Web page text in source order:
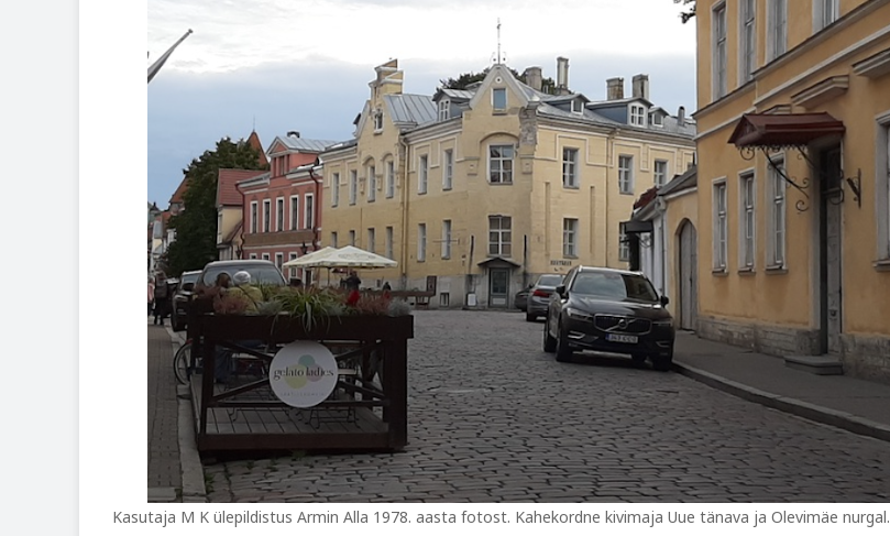
Kasutaja M K ülepildistus Armin Alla 1978. aasta fotost. Kahekordne kivimaja Uue tänava ja Olevimäe nurgal.